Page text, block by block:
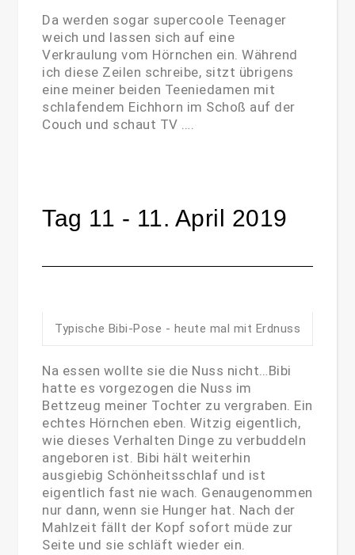
Da werden sogar supercoole Teenager
weich und lassen sich auf eine
Verkraulung vom Hörnchen ein. Während
ich diese Zeilen schreibe, sitzt übrigens
eine meiner beiden Teeniedamen mit
schlafendem Eichhorn im Schoß auf der
Couch und schaut TV ….
Tag 11 - 11. April 2019
Typische Bibi-Pose - heute mal mit Erdnuss
Na essen wollte sie die Nuss nicht…Bibi
hatte es vorgezogen die Nuss im
Bettzeug meiner Tochter zu vergraben. Ein
echtes Hörnchen eben. Witzig eigentlich,
wie dieses Verhalten Dinge zu verbuddeln
angeboren ist. Bibi hält weiterhin
ausgiebig Schönheitsschlaf und ist
eigentlich fast nie wach. Genaugenommen
nur dann, wenn sie Hunger hat. Nach der
Mahlzeit fällt der Kopf sofort müde zur
Seite und sie schläft wieder ein.